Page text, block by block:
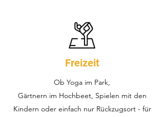
Freizeit
Ob Yoga im Park,
Gärtnern im Hochbeet, Spielen mit den
Kindern oder einfach nur Rückzugsort - für